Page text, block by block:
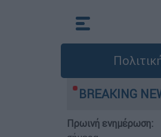
BREAKING
- Λύση αναζητά το
Πρωινή ενημέρωση: